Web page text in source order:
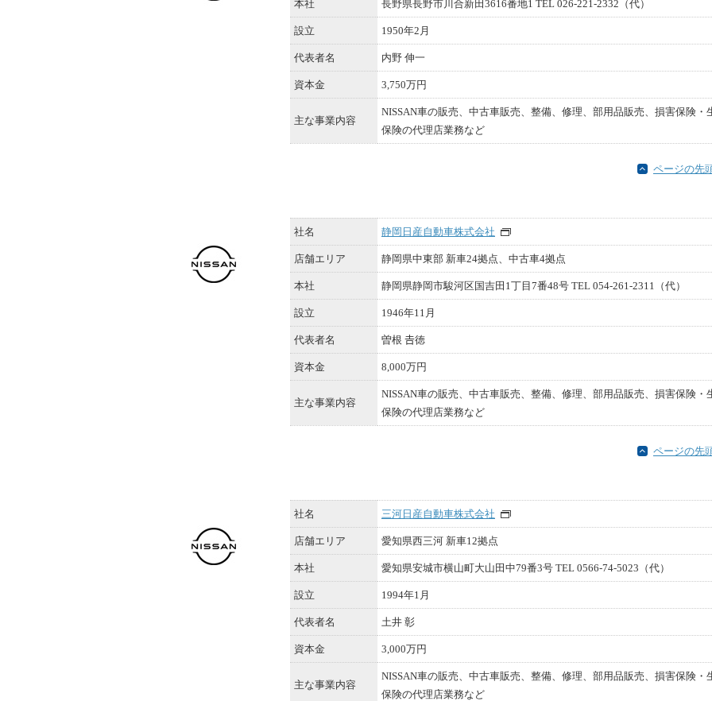
本社 長野県長野市川合新田3616番地1 TEL 026-221-2332（代）
設立 1950年2月
代表者名 内野 伸⼀
資本金 3,750万円
主な事業内容
NISSAN車の販売、中古車販売、整備、修理、部用品販売、損害保険・
保険の代理店業務など
ページの先
社名 静岡日産自動車株式会社
店舗エリア 静岡県中東部 新車24拠点、中古車4拠点
本社 静岡県静岡市駿河区国吉田1丁目7番48号 TEL 054-261-2311（代）
設立 1946年11月
代表者名 曽根 𠮷徳
資本金 8,000万円
主な事業内容
NISSAN車の販売、中古車販売、整備、修理、部用品販売、損害保険・
保険の代理店業務など
ページの先
社名 三河日産自動車株式会社
店舗エリア 愛知県西三河 新車12拠点
本社 愛知県安城市横山町大山田中79番3号 TEL 0566-74-5023（代）
設立 1994年1月
代表者名 土井 彰
資本金 3,000万円
主な事業内容
NISSAN車の販売、中古車販売、整備、修理、部用品販売、損害保険・
保険の代理店業務など